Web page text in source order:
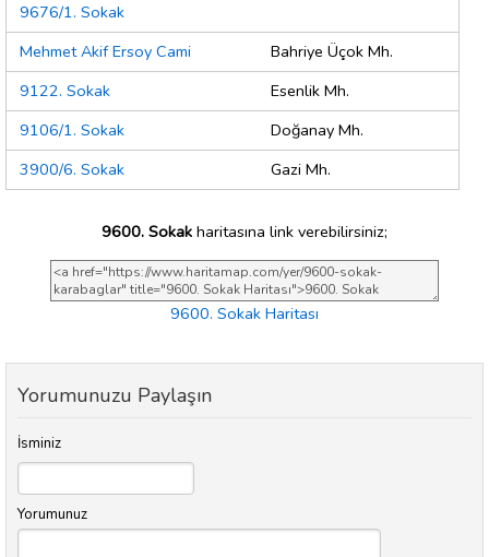
9676/1. Sokak
Mehmet Akif Ersoy Cami
Bahriye Üçok Mh.
9122. Sokak
Esenlik Mh.
9106/1. Sokak
Doğanay Mh.
3900/6. Sokak
Gazi Mh.
9600. Sokak haritasına link verebilirsiniz;
9600. Sokak Haritası
Yorumunuzu Paylaşın
İsminiz
Yorumunuz